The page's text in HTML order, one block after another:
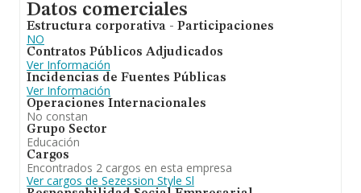
Datos comerciales
Estructura corporativa - Participaciones
NO
Contratos Públicos Adjudicados
Ver Información
Incidencias de Fuentes Públicas
Ver Información
Operaciones Internacionales
No constan
Grupo Sector
Educación
Cargos
Encontrados 2 cargos en esta empresa
Ver cargos de Sezession Style Sl